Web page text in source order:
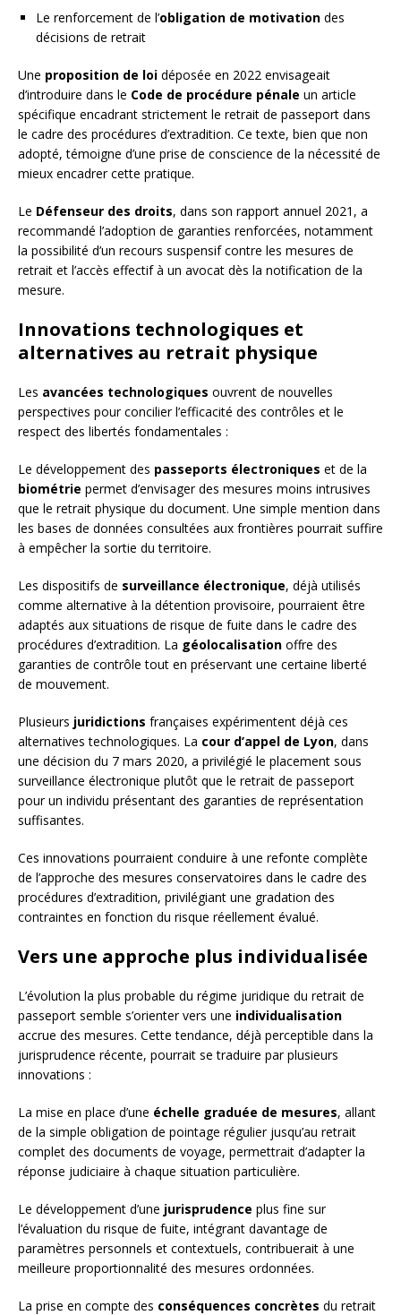
Le renforcement de l’obligation de motivation des
décisions de retrait
Une proposition de loi déposée en 2022 envisageait
d’introduire dans le Code de procédure pénale un article
spécifique encadrant strictement le retrait de passeport dans
le cadre des procédures d’extradition. Ce texte, bien que non
adopté, témoigne d’une prise de conscience de la nécessité de
mieux encadrer cette pratique.
Le Défenseur des droits, dans son rapport annuel 2021, a
recommandé l’adoption de garanties renforcées, notamment
la possibilité d’un recours suspensif contre les mesures de
retrait et l’accès effectif à un avocat dès la notification de la
mesure.
Innovations technologiques et
alternatives au retrait physique
Les avancées technologiques ouvrent de nouvelles
perspectives pour concilier l’efficacité des contrôles et le
respect des libertés fondamentales :
Le développement des passeports électroniques et de la
biométrie permet d’envisager des mesures moins intrusives
que le retrait physique du document. Une simple mention dans
les bases de données consultées aux frontières pourrait suffire
à empêcher la sortie du territoire.
Les dispositifs de surveillance électronique, déjà utilisés
comme alternative à la détention provisoire, pourraient être
adaptés aux situations de risque de fuite dans le cadre des
procédures d’extradition. La géolocalisation offre des
garanties de contrôle tout en préservant une certaine liberté
de mouvement.
Plusieurs juridictions françaises expérimentent déjà ces
alternatives technologiques. La cour d’appel de Lyon, dans
une décision du 7 mars 2020, a privilégié le placement sous
surveillance électronique plutôt que le retrait de passeport
pour un individu présentant des garanties de représentation
suffisantes.
Ces innovations pourraient conduire à une refonte complète
de l’approche des mesures conservatoires dans le cadre des
procédures d’extradition, privilégiant une gradation des
contraintes en fonction du risque réellement évalué.
Vers une approche plus individualisée
L’évolution la plus probable du régime juridique du retrait de
passeport semble s’orienter vers une individualisation
accrue des mesures. Cette tendance, déjà perceptible dans la
jurisprudence récente, pourrait se traduire par plusieurs
innovations :
La mise en place d’une échelle graduée de mesures, allant
de la simple obligation de pointage régulier jusqu’au retrait
complet des documents de voyage, permettrait d’adapter la
réponse judiciaire à chaque situation particulière.
Le développement d’une jurisprudence plus fine sur
l’évaluation du risque de fuite, intégrant davantage de
paramètres personnels et contextuels, contribuerait à une
meilleure proportionnalité des mesures ordonnées.
La prise en compte des conséquences concrètes du retrait